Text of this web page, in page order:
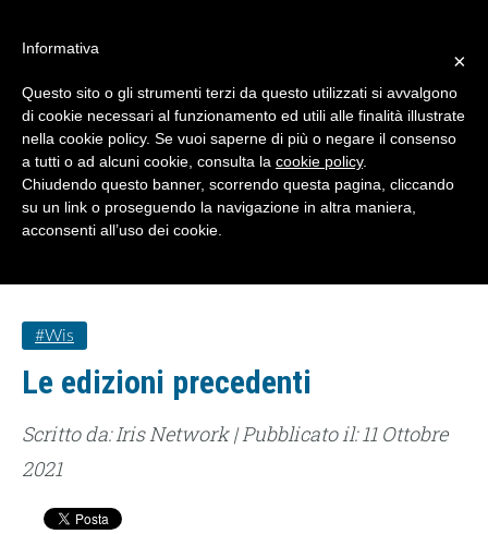
#WIS22
Home
Forum 2023
#wis
Le edizioni precedenti
Scritto da: Iris Network | Pubblicato il: 11 Ottobre
2021
×
Informativa
Questo sito o gli strumenti terzi da questo utilizzati si avvalgono
di cookie necessari al funzionamento ed utili alle finalità illustrate
nella cookie policy. Se vuoi saperne di più o negare il consenso
a tutti o ad alcuni cookie, consulta la cookie policy.
Chiudendo questo banner, scorrendo questa pagina, cliccando
su un link o proseguendo la navigazione in altra maniera,
acconsenti all’uso dei cookie.